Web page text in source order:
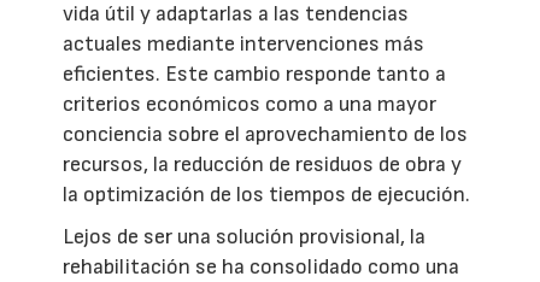
vida útil y adaptarlas a las tendencias
actuales mediante intervenciones más
eficientes. Este cambio responde tanto a
criterios económicos como a una mayor
conciencia sobre el aprovechamiento de los
recursos, la reducción de residuos de obra y
la optimización de los tiempos de ejecución.
Lejos de ser una solución provisional, la
rehabilitación se ha consolidado como una